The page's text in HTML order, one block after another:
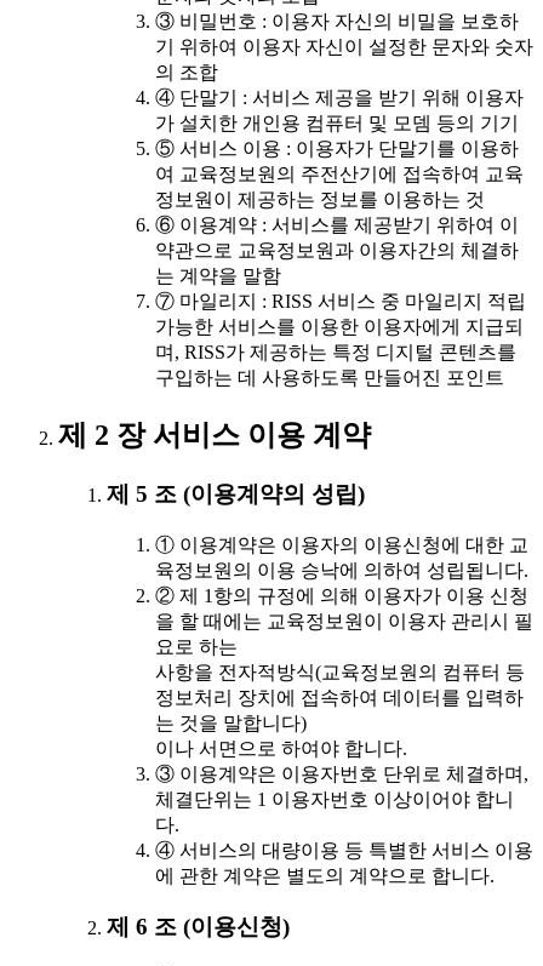
③ 비밀번호 : 이용자 자신의 비밀을 보호하
기 위하여 이용자 자신이 설정한 문자와 숫자
의 조합
④ 단말기 : 서비스 제공을 받기 위해 이용자
가 설치한 개인용 컴퓨터 및 모뎀 등의 기기
⑤ 서비스 이용 : 이용자가 단말기를 이용하
여 교육정보원의 주전산기에 접속하여 교육
정보원이 제공하는 정보를 이용하는 것
⑥ 이용계약 : 서비스를 제공받기 위하여 이
약관으로 교육정보원과 이용자간의 체결하
는 계약을 말함
⑦ 마일리지 : RISS 서비스 중 마일리지 적립
가능한 서비스를 이용한 이용자에게 지급되
며, RISS가 제공하는 특정 디지털 콘텐츠를
구입하는 데 사용하도록 만들어진 포인트
제 2 장 서비스 이용 계약
제 5 조 (이용계약의 성립)
① 이용계약은 이용자의 이용신청에 대한 교
육정보원의 이용 승낙에 의하여 성립됩니다.
② 제 1항의 규정에 의해 이용자가 이용 신청
을 할 때에는 교육정보원이 이용자 관리시 필
요로 하는
사항을 전자적방식(교육정보원의 컴퓨터 등
정보처리 장치에 접속하여 데이터를 입력하
는 것을 말합니다)
이나 서면으로 하여야 합니다.
③ 이용계약은 이용자번호 단위로 체결하며,
체결단위는 1 이용자번호 이상이어야 합니
다.
④ 서비스의 대량이용 등 특별한 서비스 이용
에 관한 계약은 별도의 계약으로 합니다.
제 6 조 (이용신청)